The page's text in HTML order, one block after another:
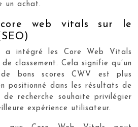
un achat.
web vitals sur le
a intégré les Core Web Vitals
classement. Cela signifie qu’un
bons scores CWV est plus
positionné dans les résultats de
de recherche souhaite privilégier
expérience utilisateur.